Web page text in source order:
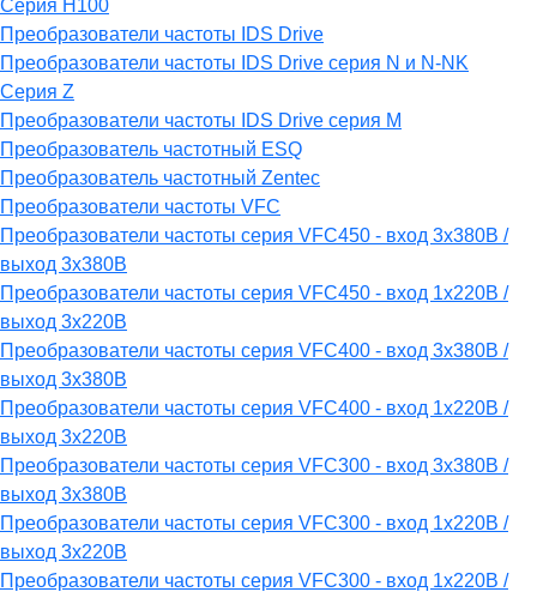
Серия H100
Преобразователи частоты IDS Drive
Преобразователи частоты IDS Drive серия N и N-NK
Серия Z
Преобразователи частоты IDS Drive серия М
Преобразователь частотный ESQ
Преобразователь частотный Zentec
Преобразователи частоты VFC
Преобразователи частоты серия VFC450 - вход 3х380В /
выход 3х380В
Преобразователи частоты серия VFC450 - вход 1х220В /
выход 3х220В
Преобразователи частоты серия VFC400 - вход 3х380В /
выход 3х380В
Преобразователи частоты серия VFC400 - вход 1х220В /
выход 3х220В
Преобразователи частоты серия VFC300 - вход 3х380В /
выход 3х380В
Преобразователи частоты серия VFC300 - вход 1х220В /
выход 3х220В
Преобразователи частоты серия VFC300 - вход 1х220В /